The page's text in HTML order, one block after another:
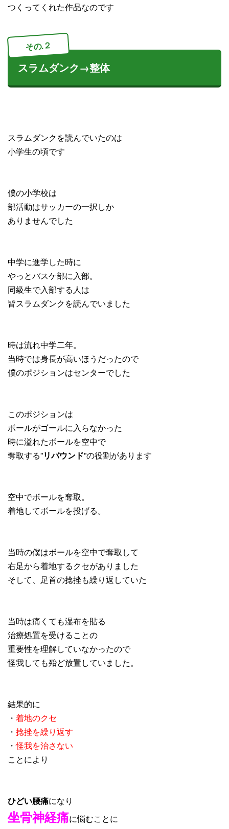
つくってくれた作品なのです
その.２
スラムダンク→整体
スラムダンクを読んでいたのは
小学生の頃です
僕の小学校は
部活動はサッカーの一択しか
ありませんでした
中学に進学した時に
やっとバスケ部に入部。
同級生で入部する人は
皆スラムダンクを読んでいました
時は流れ中学二年。
当時では身長が高いほうだったので
僕のポジションはセンターでした
このポジションは
ボールがゴールに入らなかった
時に溢れたボールを空中で
奪取する”リバウンド”の役割があります
空中でボールを奪取。
着地してボールを投げる。
当時の僕はボールを空中で奪取して
右足から着地するクセがありました
そして、足首の捻挫も繰り返していた
当時は痛くても湿布を貼る
治療処置を受けることの
重要性を理解していなかったので
怪我しても殆ど放置していました。
結果的に
・ 着地のクセ
・ 捻挫を繰り返す
・怪我を治さない
ことにより
ひどい腰痛になり
坐骨神経痛に悩むことに